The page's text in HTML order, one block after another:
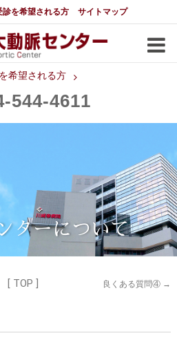
診を希望される方 サイトマップ
希望される方
544 4611
大動脈センターについて
メディアでの紹介
都道府県別紹介病院
大動脈瘤
大動脈解離（解離性大動脈瘤）
胸部大動脈瘤の治療
急性大動脈解離の治療
ターについて
[ TOP ] 良くある質問④ →